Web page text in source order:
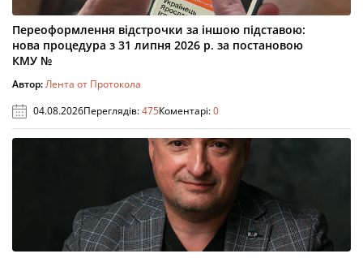
Переоформлення відстрочки за іншою підставою:
нова процедура з 31 липня 2026 р. за постановою
КМУ №
Автор:Лента от Протокола
04.08.2026Переглядів:475Коментарі:0